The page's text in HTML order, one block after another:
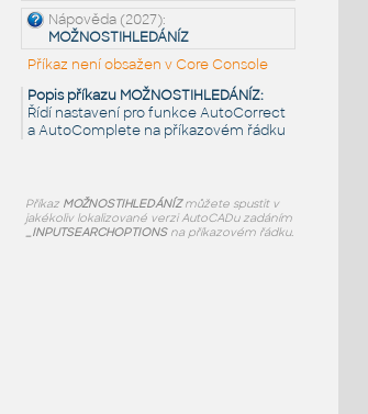
Nápověda (2027):
MOŽNOSTIHLEDÁNÍZ
Příkaz není obsažen v Core Console
Popis příkazu MOŽNOSTIHLEDÁNÍZ:
Řídí nastavení pro funkce AutoCorrect
a AutoComplete na příkazovém řádku
Příkaz MOŽNOSTIHLEDÁNÍZmůžete spustit v
jakékoliv lokalizované verzi AutoCADu zadáním
_INPUTSEARCHOPTIONSna příkazovém řádku.